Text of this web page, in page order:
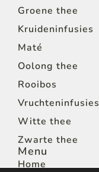
Groene thee
Kruideninfusies
Maté
Oolong thee
Rooibos
Vruchteninfusies
Witte thee
Zwarte thee
Menu
Home